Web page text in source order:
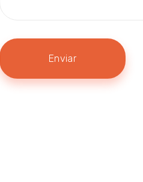
Enviar